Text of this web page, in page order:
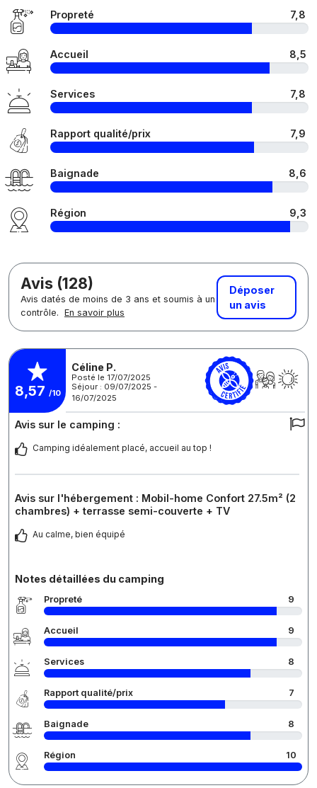
Propreté 7,8
Accueil 8,5
Services 7,8
Rapport qualité/prix 7,9
Baignade 8,6
Région 9,3
Avis (128)
Avis datés de moins de 3 ans et soumis à un
contrôle. En savoir plus
Déposer
un avis
8,57 /10
Céline P.
Posté le 17/07/2025
Séjour : 09/07/2025 -
16/07/2025
Avis sur le camping :
Camping idéalement placé, accueil au top !
Avis sur l'hébergement : Mobil-home Confort 27.5m² (2
chambres) + terrasse semi-couverte + TV
Au calme, bien équipé
Notes détaillées du camping
Propreté 9
Accueil 9
Services 8
Rapport qualité/prix 7
Baignade 8
Région 10